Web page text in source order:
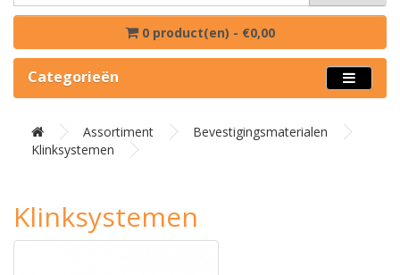
0 product(en) - €0,00
Categorieën
Assortiment
Bevestigingsmaterialen
Klinksystemen
Klinksystemen